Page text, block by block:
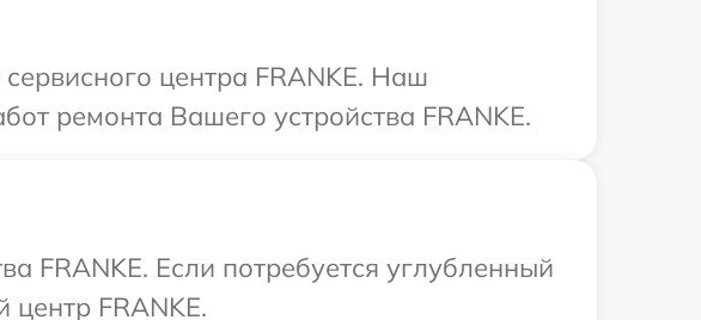
центра FRANKE. Наш
ремонта Вашего устройства FRANKE.
FRANKE. Если потребуется углубленный
FRANKE.